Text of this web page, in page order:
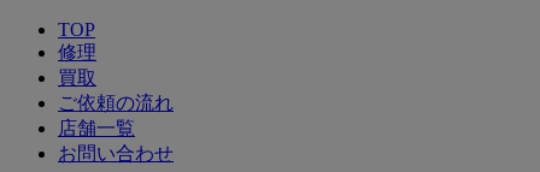
TOP
修理
買取
ご依頼の流れ
店舗一覧
お問い合わせ